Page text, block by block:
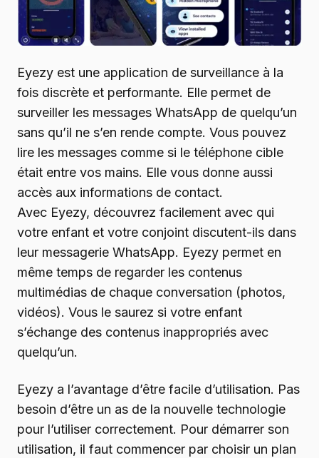
Eyezy est une application de surveillance à la
fois discrète et performante. Elle permet de
surveiller les messages WhatsApp de quelqu’un
sans qu’il ne s’en rende compte. Vous pouvez
lire les messages comme si le téléphone cible
était entre vos mains. Elle vous donne aussi
accès aux informations de contact.
Avec Eyezy, découvrez facilement avec qui
votre enfant et votre conjoint discutent-ils dans
leur messagerie WhatsApp. Eyezy permet en
même temps de regarder les contenus
multimédias de chaque conversation (photos,
vidéos). Vous le saurez si votre enfant
s’échange des contenus inappropriés avec
quelqu’un.
Eyezy a l’avantage d’être facile d’utilisation. Pas
besoin d’être un as de la nouvelle technologie
pour l’utiliser correctement. Pour démarrer son
utilisation, il faut commencer par choisir un plan